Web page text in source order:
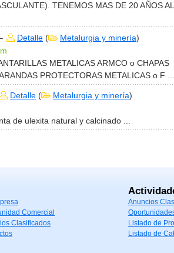
TENEMOS MAS DE 20 AÑOS AL
Detalle ( Metalurgia y minería)
METALICAS ARMCO o CHAPAS
PROTECTORAS METALICAS o F ...
Detalle ( Metalurgia y minería)
de ulexita natural y calcinado ...
Comercial
Clasificados
Anuncios
Listado de
Listado de